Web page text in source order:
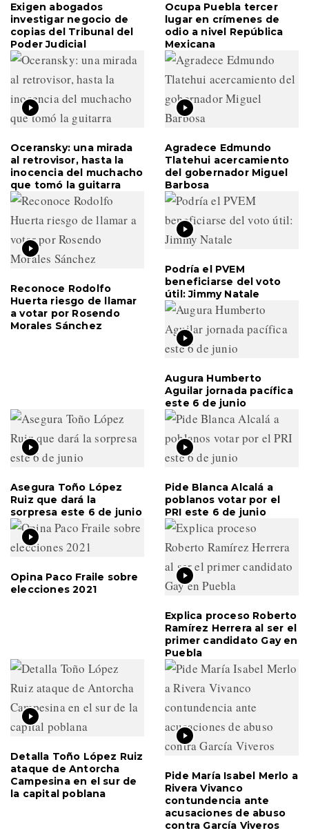
Exigen abogados
investigar negocio de
copias del Tribunal del
Poder Judicial
Ocupa Puebla tercer
lugar en crímenes de
odio a nivel República
Mexicana
Oceransky: una mirada
al retrovisor, hasta la
inocencia del muchacho
que tomó la guitarra
Agradece Edmundo
Tlatehui acercamiento
del gobernador Miguel
Barbosa
Reconoce Rodolfo
Huerta riesgo de llamar
a votar por Rosendo
Morales Sánchez
Podría el PVEM
beneficiarse del voto
útil: Jimmy Natale
Augura Humberto
Aguilar jornada pacífica
este 6 de junio
Asegura Toño López
Ruiz que dará la
sorpresa este 6 de junio
Pide Blanca Alcalá a
poblanos votar por el
PRI este 6 de junio
Opina Paco Fraile sobre
elecciones 2021
Explica proceso Roberto
Ramírez Herrera al ser el
primer candidato Gay en
Puebla
Detalla Toño López Ruiz
ataque de Antorcha
Campesina en el sur de
la capital poblana
Pide María Isabel Merlo a
Rivera Vivanco
contundencia ante
acusaciones de abuso
contra García Viveros